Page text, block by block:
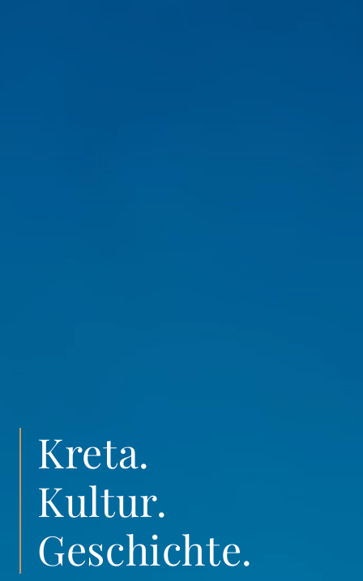
Kreta.
Kultur.
Geschichte.